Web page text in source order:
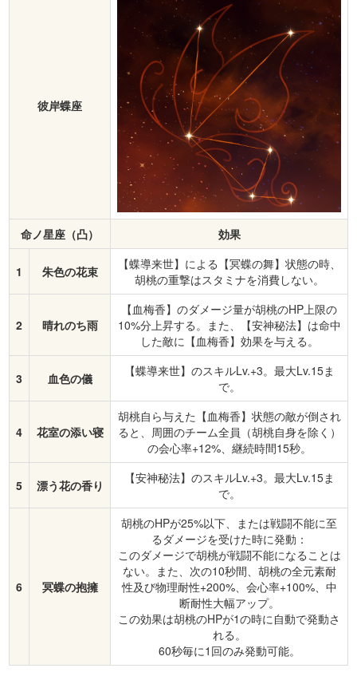
彼岸蝶座
命ノ星座（凸） 効果
1 朱色の花束
【蝶導来世】による【冥蝶の舞】状態の時、
胡桃の重撃はスタミナを消費しない。
2 晴れのち雨
【血梅香】のダメージ量が胡桃のHP上限の
10%分上昇する。また、【安神秘法】は命中
した敵に【血梅香】効果を与える。
3 血色の儀
【蝶導来世】のスキルLv.+3。最大Lv.15ま
で。
4 花室の添い寝
胡桃自ら与えた【血梅香】状態の敵が倒され
ると、周囲のチーム全員（胡桃自身を除く）
の会心率+12%、継続時間15秒。
5 漂う花の香り
【安神秘法】のスキルLv.+3。最大Lv.15ま
で。
6 冥蝶の抱擁
胡桃のHPが25%以下、または戦闘不能に至
るダメージを受けた時に発動：
このダメージで胡桃が戦闘不能になることは
ない。また、次の10秒間、胡桃の全元素耐
性及び物理耐性+200%、会心率+100%、中
断耐性大幅アップ。
この効果は胡桃のHPが1の時に自動で発動さ
れる。
60秒毎に1回のみ発動可能。